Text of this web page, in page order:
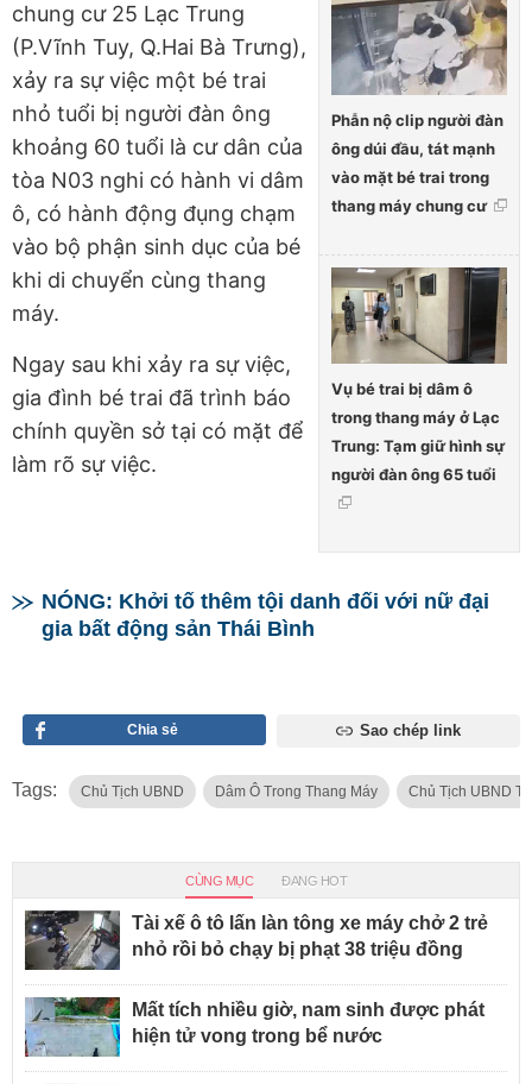
Phẫn nộ clip người đàn
ông dúi đầu, tát mạnh
vào mặt bé trai trong
thang máy chung cư
Vụ bé trai bị dâm ô
trong thang máy ở Lạc
Trung: Tạm giữ hình sự
người đàn ông 65 tuổi
chung cư 25 Lạc Trung
(P.Vĩnh Tuy, Q.Hai Bà Trưng),
xảy ra sự việc một bé trai
nhỏ tuổi bị người đàn ông
khoảng 60 tuổi là cư dân của
tòa N03 nghi có hành vi dâm
ô, có hành động đụng chạm
vào bộ phận sinh dục của bé
khi di chuyển cùng thang
máy.
Ngay sau khi xảy ra sự việc,
gia đình bé trai đã trình báo
chính quyền sở tại có mặt để
làm rõ sự việc.
NÓNG: Khởi tố thêm tội danh đối với nữ đại
gia bất động sản Thái Bình
Chia sẻ Sao chép link
Tags: Chủ Tịch UBND Dâm Ô Trong Thang Máy Chủ Tịch UBND
CÙNG MỤC ĐANG HOT
Tài xế ô tô lấn làn tông xe máy chở 2 trẻ
nhỏ rồi bỏ chạy bị phạt 38 triệu đồng
Mất tích nhiều giờ, nam sinh được phát
hiện tử vong trong bể nước